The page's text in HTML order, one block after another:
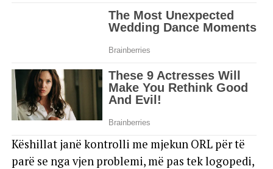
Këshillat janë kontrolli me mjekun ORL për të
parë se nga vjen problemi, më pas tek logopedi,